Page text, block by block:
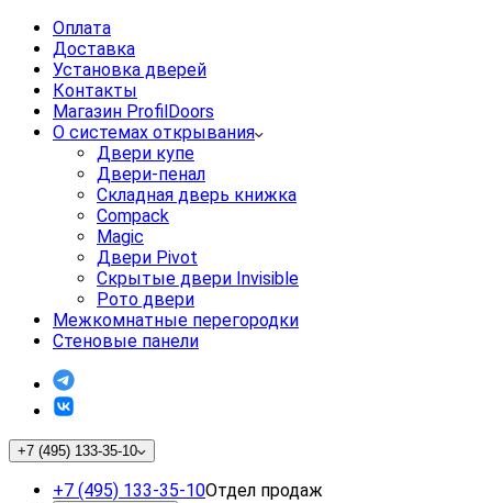
Оплата
Доставка
Установка дверей
Контакты
Магазин ProfilDoors
О системах открывания
Двери купе
Двери-пенал
Складная дверь книжка
Compack
Magic
Двери Pivot
Скрытые двери Invisible
Рото двери
Межкомнатные перегородки
Стеновые панели
+7 (495) 133-35-10
+7 (495) 133-35-10Отдел продаж